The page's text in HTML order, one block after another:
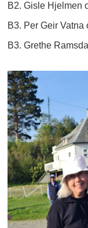
B2. Gisle Hjelmen
B3. Per Geir
B3. Grethe